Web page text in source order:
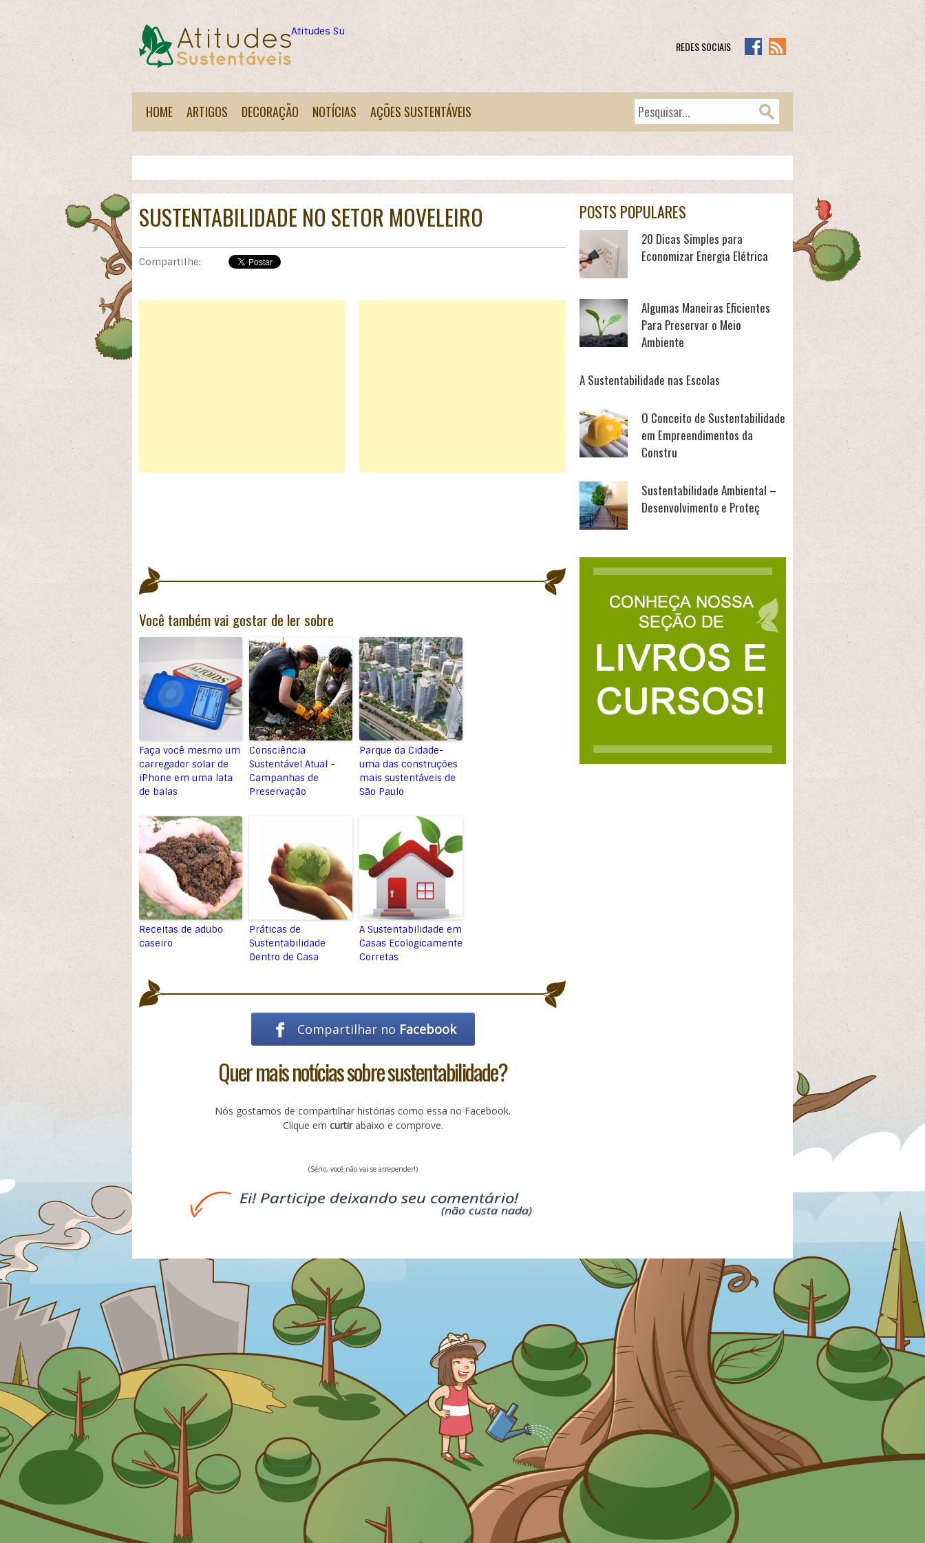
Atitudes Sustentáveis
REDES SOCIAIS
HOME ARTIGOS DECORAÇÃO NOTÍCIAS AÇÕES SUSTENTÁVEIS
SUSTENTABILIDADE NO SETOR MOVELEIRO
Compartilhe:
Você também vai gostar de ler sobre
Faça você mesmo um
carregador solar de
iPhone em uma lata
de balas
Consciência
Sustentável Atual –
Campanhas de
Preservação
Parque da Cidade-
uma das construções
mais sustentáveis de
São Paulo
Receitas de adubo
caseiro
Práticas de
Sustentabilidade
Dentro de Casa
A Sustentabilidade em
Casas Ecologicamente
Corretas
Compartilhar no Facebook
Quer mais notícias sobre sustentabilidade?
Nós gostamos de compartilhar histórias como essa no Facebook.
Clique em curtirabaixo e comprove.
(Sério, você não vai se arrepender!)
POSTS POPULARES
20 Dicas Simples para
Economizar Energia Elétrica
Algumas Maneiras Eficientes
Para Preservar o Meio
Ambiente
A Sustentabilidade nas Escolas
O Conceito de Sustentabilidade
em Empreendimentos da
Constru
Sustentabilidade Ambiental –
Desenvolvimento e Proteç